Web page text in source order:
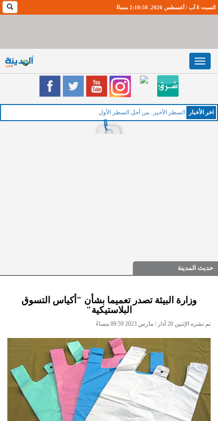
السبت 8 آب / أغسطس 2026. 2:10:51 مساءً
Toggle
navigation
اخر اﻷخبار السطر الأخير...من أجل السطر الأول
حديث المدينة
وزارة البيئة تصدر تعميما بشأن "أكياس التسوق
البلاستيكية"
تم نشره الإثنين 20 آذار / مارس 2023 09:59 مساءً